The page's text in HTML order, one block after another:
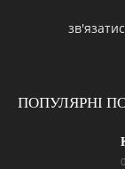
ПОПУЛЯРНІ